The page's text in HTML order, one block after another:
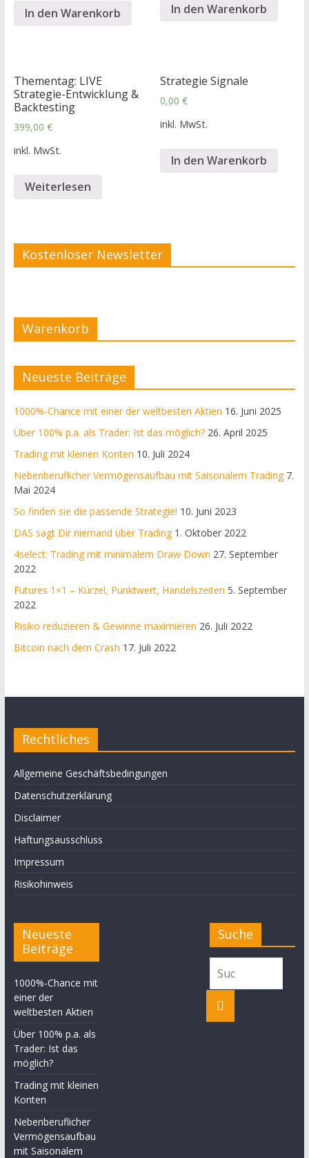
In den Warenkorb In den Warenkorb
Thementag: LIVE
Strategie-Entwicklung &
Backtesting
399,00 €
inkl. MwSt.
Weiterlesen
Strategie Signale
0,00€
inkl. MwSt.
In den Warenkorb
Kostenloser Newsletter
Warenkorb
Neueste Beiträge
1000%-Chance mit einer der weltbesten Aktien 16. Juni 2025
Über 100% p.a. als Trader: Ist das möglich? 26. April 2025
Trading mit kleinen Konten 10. Juli 2024
Nebenberuflicher Vermögensaufbau mit Saisonalem Trading 7.
Mai 2024
So finden sie die passende Strategie! 10. Juni 2023
DAS sagt Dir niemand über Trading 1. Oktober 2022
4select: Trading mit minimalem Draw Down 27. September
2022
Futures 1×1 – Kürzel, Punktwert, Handelszeiten 5. September
2022
Risiko reduzieren & Gewinne maximieren 26. Juli 2022
Bitcoin nach dem Crash 17. Juli 2022
Rechtliches
Allgemeine Geschäftsbedingungen
Datenschutzerklärung
Disclaimer
Haftungsausschluss
Impressum
Risikohinweis
Neueste
Beiträge
1000%-Chance mit
einer der
weltbesten Aktien
Über 100% p.a. als
Trader: Ist das
möglich?
Trading mit kleinen
Konten
Nebenberuflicher
Vermögensaufbau
mit Saisonalem
Suche